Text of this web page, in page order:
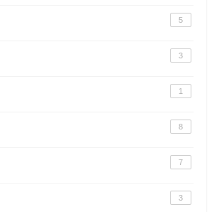
5
3
1
8
7
3